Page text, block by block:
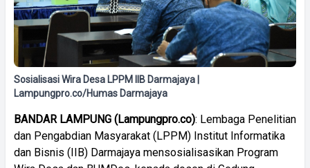
Sosialisasi Wira Desa LPPM IIB Darmajaya |
Lampungpro.co/Humas Darmajaya
BANDAR LAMPUNG (Lampungpro.co): Lembaga Penelitian
dan Pengabdian Masyarakat (LPPM) Institut Informatika
dan Bisnis (IIB) Darmajaya mensosialisasikan Program